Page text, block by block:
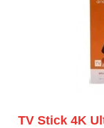
TV Stick 4K